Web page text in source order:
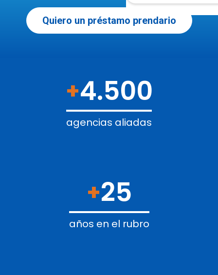
Quiero un préstamo prendario
+4.500
agencias aliadas
+25
años en el rubro